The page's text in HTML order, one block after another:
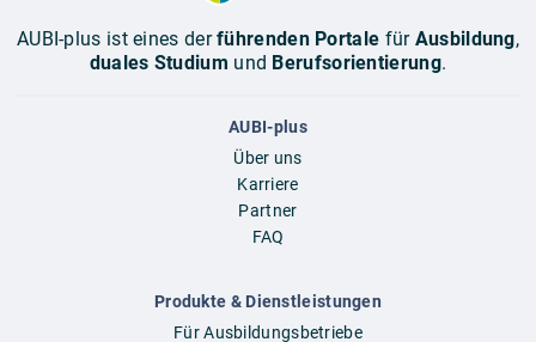
AUBI-plus ist eines derführenden Portale für Ausbildung,
duales Studium und Berufsorientierung.
AUBI-plus
Über uns
Karriere
Partner
FAQ
Produkte & Dienstleistungen
Für Ausbildungsbetriebe